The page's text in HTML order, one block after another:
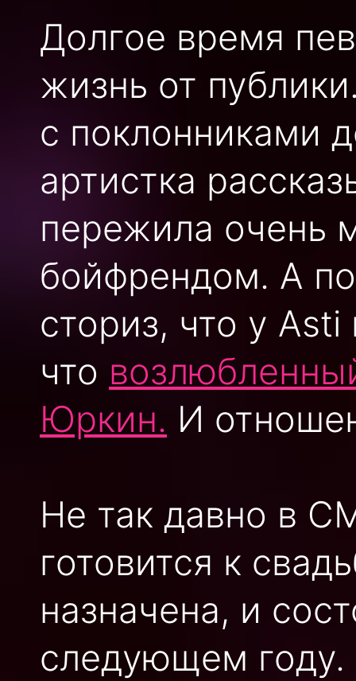
Долгое время
жизнь от
с поклонниками
артистка
пережила очень
бойфрендом. А
сториз, что у
что
Юркин. И
Не так давно в
готовится к
назначена, и
следующем